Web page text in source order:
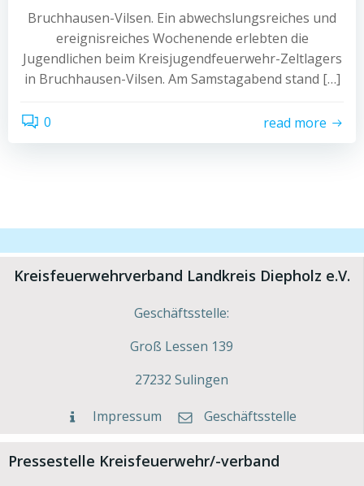
Bruchhausen-Vilsen. Ein abwechslungsreiches und
ereignisreiches Wochenende erlebten die
Jugendlichen beim Kreisjugendfeuerwehr-Zeltlagers
in Bruchhausen-Vilsen. Am Samstagabend stand […]
0 read more
Kreisfeuerwehrverband Landkreis Diepholz e.V.
Geschäftsstelle:
Groß Lessen 139
27232 Sulingen
Impressum Geschäftsstelle
Pressestelle Kreisfeuerwehr/-verband